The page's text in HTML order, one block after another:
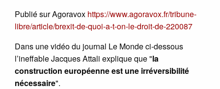
Publié sur Agoravox https://www.agoravox.fr/tribune-
libre/article/brexit-de-quoi-a-t-on-le-droit-de-220087
Dans une vidéo du journal Le Monde ci-dessous
l’ineffable Jacques Attali explique que "la
construction européenne est une irréversibilité
nécessaire".